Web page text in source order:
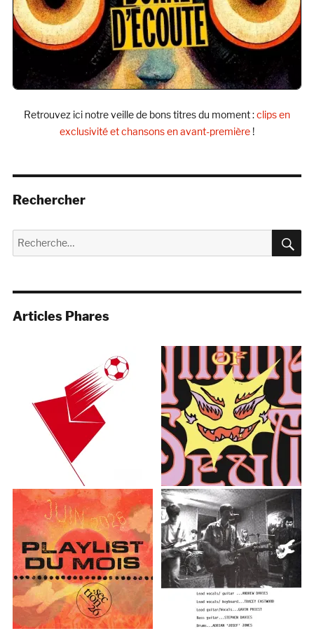
Retrouvez ici notre veille de bons titres du moment :clips en
exclusivité et chansons en avant-première !
Rechercher
Recherche
pour :
Articles Phares